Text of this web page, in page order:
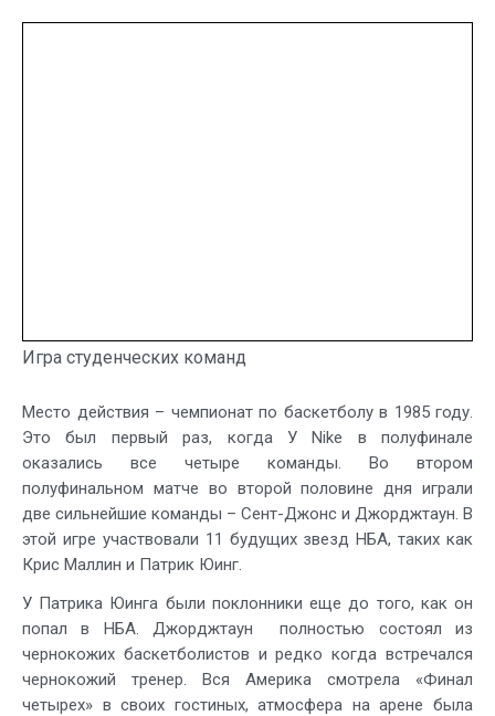
Игра студенческих команд
Место действия – чемпионат по баскетболу в 1985 году.
Это был первый раз, когда У Nike в полуфинале
оказались все четыре команды. Во втором
полуфинальном матче во второй половине дня играли
две сильнейшие команды – Сент-Джонс и Джорджтаун. В
этой игре участвовали 11 будущих звезд НБА, таких как
Крис Маллин и Патрик Юинг.
У Патрика Юинга были поклонники еще до того, как он
попал в НБА. Джорджтаун полностью состоял из
чернокожих баскетболистов и редко когда встречался
чернокожий тренер. Вся Америка смотрела «Финал
четырех» в своих гостиных, атмосфера на арене была